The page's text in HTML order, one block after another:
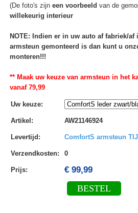
(De foto's zijn een voorbeeld van de
willekeurig interieur
NOTE: Indien er in uw auto af fabriek/af
armsteun gemonteerd is dan kunt u
monteren!!!
** Maak uw keuze van armsteun in het
vanaf 79,99
Uw keuze:
Artikel : AW21146924
Levertijd : ComfortS armsteun
Verzendkosten: 0
Prijs: € 99,99
BESTEL